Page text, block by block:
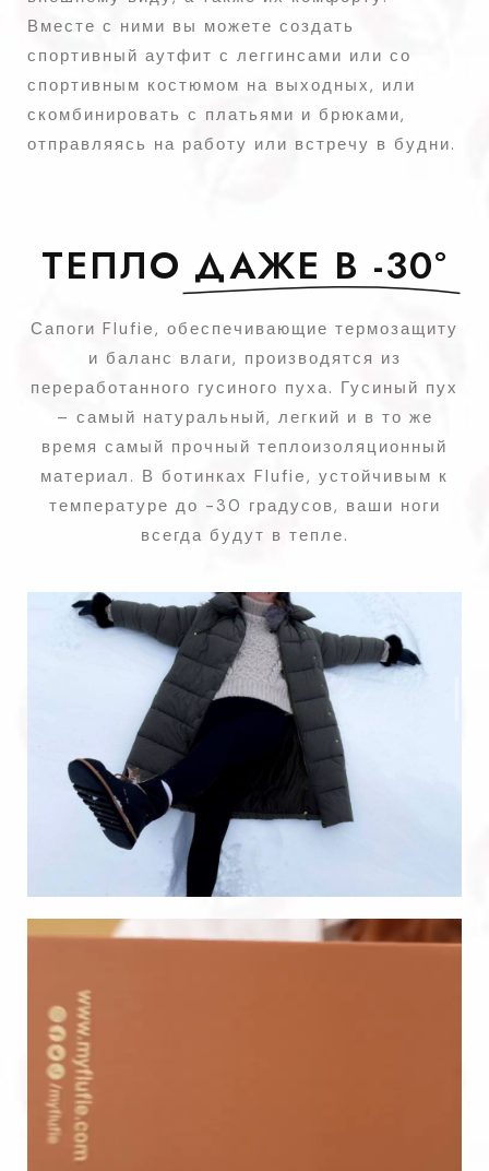
Вместе с ними вы можете создать
спортивный аутфит с леггинсами или со
спортивным костюмом на выходных, или
скомбинировать с платьями и брюками,
отправляясь на работу или встречу в будни.
ТЕПЛО ДАЖЕ В -30°
Сапоги Flufie, обеспечивающие термозащиту
и баланс влаги, производятся из
переработанного гусиного пуха. Гусиный пух
– самый натуральный, легкий и в то же
время самый прочный теплоизоляционный
материал. В ботинках Flufie, устойчивым к
температуре до -30 градусов, ваши ноги
всегда будут в тепле.